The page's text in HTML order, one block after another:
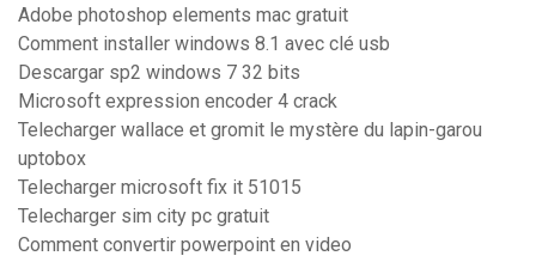
Adobe photoshop elements mac gratuit
Comment installer windows 8.1 avec clé usb
Descargar sp2 windows 7 32 bits
Microsoft expression encoder 4 crack
Telecharger wallace et gromit le mystère du lapin-garou
uptobox
Telecharger microsoft fix it 51015
Telecharger sim city pc gratuit
Comment convertir powerpoint en video